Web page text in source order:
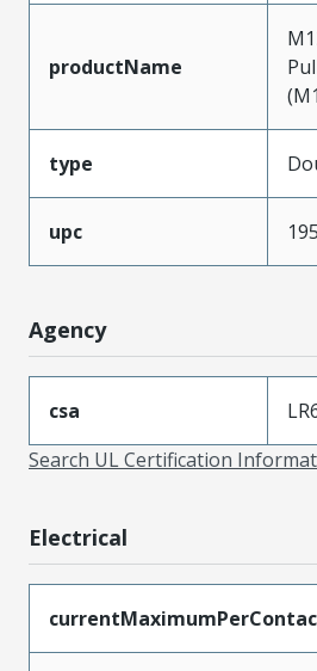
productName
type
upc
Agency
csa
Search UL Certification
Electrical